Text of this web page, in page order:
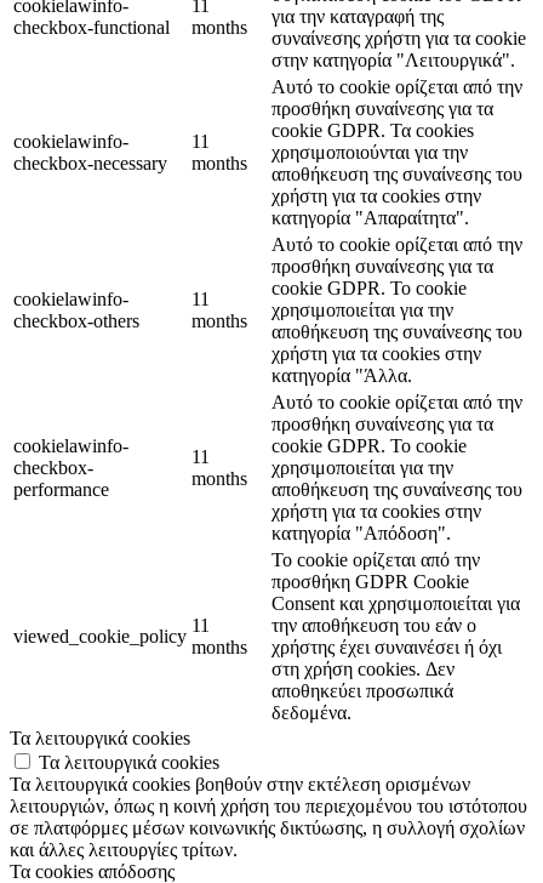
cookielawinfo-
checkbox-functional
11
months
για την καταγραφή της
συναίνεσης χρήστη για τα cookie
στην κατηγορία "Λειτουργικά".
cookielawinfo-
checkbox-necessary
11
months
Αυτό το cookie ορίζεται από την
προσθήκη συναίνεσης για τα
cookie GDPR. Τα cookies
χρησιμοποιούνται για την
αποθήκευση της συναίνεσης του
χρήστη για τα cookies στην
κατηγορία "Απαραίτητα".
cookielawinfo-
checkbox-others
11
months
Αυτό το cookie ορίζεται από την
προσθήκη συναίνεσης για τα
cookie GDPR. Το cookie
χρησιμοποιείται για την
αποθήκευση της συναίνεσης του
χρήστη για τα cookies στην
κατηγορία "Άλλα.
cookielawinfo-
checkbox-
performance
11
months
Αυτό το cookie ορίζεται από την
προσθήκη συναίνεσης για τα
cookie GDPR. Το cookie
χρησιμοποιείται για την
αποθήκευση της συναίνεσης του
χρήστη για τα cookies στην
κατηγορία "Απόδοση".
viewed_cookie_policy
11
months
Το cookie ορίζεται από την
προσθήκη GDPR Cookie
Consent και χρησιμοποιείται για
την αποθήκευση του εάν ο
χρήστης έχει συναινέσει ή όχι
στη χρήση cookies. Δεν
αποθηκεύει προσωπικά
δεδομένα.
Τα λειτουργικά cookies
Τα λειτουργικά cookies
Τα λειτουργικά cookies βοηθούν στην εκτέλεση ορισμένων
λειτουργιών, όπως η κοινή χρήση του περιεχομένου του ιστότοπου
σε πλατφόρμες μέσων κοινωνικής δικτύωσης, η συλλογή σχολίων
και άλλες λειτουργίες τρίτων.
Τα cookies απόδοσης